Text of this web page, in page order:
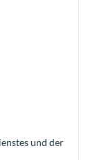
und der